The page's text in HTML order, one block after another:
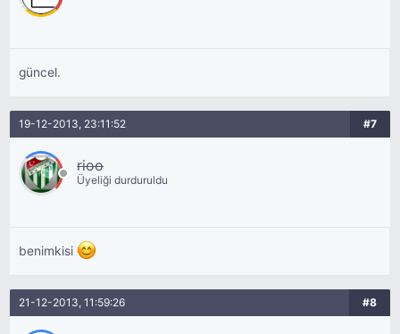
güncel.
19-12-2013, 23:11:52 #7
rioo
Üyeliği durduruldu
benimkisi
21-12-2013, 11:59:26 #8